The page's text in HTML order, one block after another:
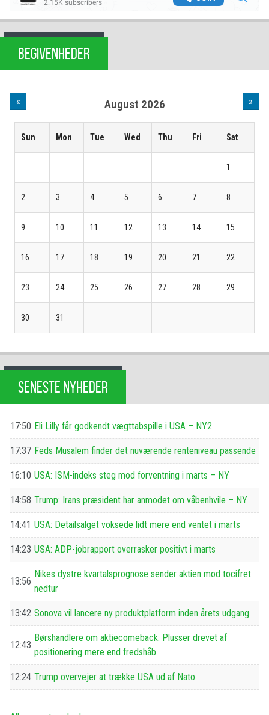
BEGIVENHEDER
« August 2026 »
Sun Mon Tue Wed Thu Fri Sat
1
2 3 4 5 6 7 8
9 10 11 12 13 14 15
16 17 18 19 20 21 22
23 24 25 26 27 28 29
30 31
SENESTE NYHEDER
17:50 Eli Lilly får godkendt vægttabspille i USA – NY2
17:37 Feds Musalem finder det nuværende renteniveau passende
16:10 USA: ISM-indeks steg mod forventning i marts – NY
14:58 Trump: Irans præsident har anmodet om våbenhvile – NY
14:41 USA: Detailsalget voksede lidt mere end ventet i marts
14:23 USA: ADP-jobrapport overrasker positivt i marts
13:56
Nikes dystre kvartalsprognose sender aktien mod tocifret
nedtur
13:42 Sonova vil lancere ny produktplatform inden årets udgang
12:43
Børshandlere om aktiecomeback: Plusser drevet af
positionering mere end fredshåb
12:24 Trump overvejer at trække USA ud af Nato